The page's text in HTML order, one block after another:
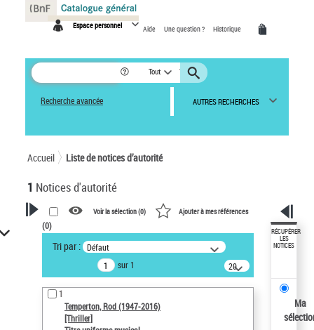
Espace personnel Aide Une question ? Historique
Tout
Recherche avancée AUTRES RECHERCHES
Accueil Liste de notices d’autorité
1 Notices d'autorité
VOTRE RECHERCHE
Recherche avancée dans les
notices d’autorité
Œuvres liées à l'auteur :
Temperton, Rod (1947-2016)
Voir la sélection (0) Ajouter à mes références
(0)
Tri par : Défaut
sur 1
20
résultats/page
1
Temperton, Rod (1947-2016)
[Thriller]
RÉCUPÉRER
LES
NOTICES
Ma
Panneau de gestion des cookies